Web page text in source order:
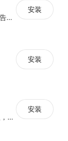
集中管理多平台广告追踪，为提升广告ROAS与转化率提供数据基础
安装
安装
海量跨境卖家专属EDM邮件营销模板，从邮件发送到下单全链路效果追踪，全生命周期触达用户触达。
安装